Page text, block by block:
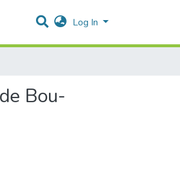
Log In
Bou-